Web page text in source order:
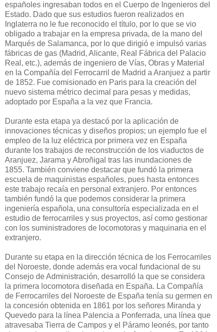
españoles ingresaban todos en el Cuerpo de Ingenieros del
Estado. Dado que sus estudios fueron realizados en
Inglaterra no le fue reconocido el título, por lo que se vio
obligado a trabajar en la empresa privada, de la mano del
Marqués de Salamanca, por lo que dirigió e impulsó varias
fábricas de gas (Madrid, Alicante, Real Fábrica del Palacio
Real, etc.), además de ingeniero de Vías, Obras y Material
en la Compañía del Ferrocarril de Madrid a Aranjuez a partir
de 1852. Fue comisionado en Paris para la creación del
nuevo sistema métrico decimal para pesas y medidas,
adoptado por España a la vez que Francia.
Durante esta etapa ya destacó por la aplicación de
innovaciones técnicas y diseños propios; un ejemplo fue el
empleo de la luz eléctrica por primera vez en España
durante los trabajos de reconstrucción de los viaductos de
Aranjuez, Jarama y Abroñigal tras las inundaciones de
1855. También conviene destacar que fundó la primera
escuela de maquinistas españoles, pues hasta entonces
este trabajo recaía en personal extranjero. Por entonces
también fundó la que podemos considerar la primera
ingeniería española, una consultoría especializada en el
estudio de ferrocarriles y sus proyectos, así como gestionar
con los suministradores de locomotoras y maquinaria en el
extranjero.
Durante su etapa en la dirección técnica de los Ferrocarriles
del Noroeste, donde además era vocal fundacional de su
Consejo de Administración, desarrolló la que se considera
la primera locomotora diseñada en España. La Compañía
de Ferrocarriles del Noroeste de España tenía su germen en
la concesión obtenida en 1861 por los señores Miranda y
Quevedo para la línea Palencia a Ponferrada, una línea que
atravesaba Tierra de Campos y el Páramo leonés, por tanto